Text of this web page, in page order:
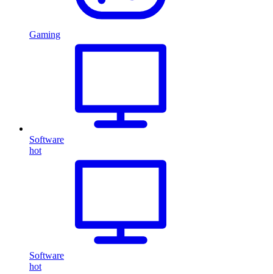
Gaming
Software
hot
Software
hot